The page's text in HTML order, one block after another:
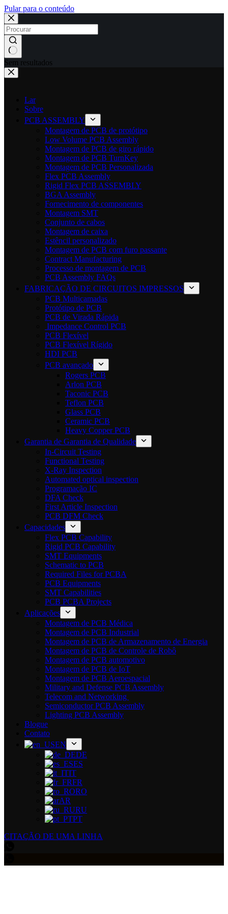
Pular para o conteúdo
Sem resultados
Lar
Sobre
PCB ASSEMBLY
Montagem de PCB de protótipo
Low Volume PCB Assembly
Montagem de PCB de giro rápido
Montagem de PCB TurnKey
Montagem de PCB Personalizada
Flex PCB Assembly
Rigid Flex PCB ASSEMBLY
BGA Assembly
Fornecimento de componentes
Montagem SMT
Conjunto de cabos
Montagem de caixa
Estêncil personalizado
Montagem de PCB com furo passante
Contract Manufacturing
Processo de montagem de PCB
PCB Assembly FAQs
FABRICAÇÃO DE CIRCUITOS IMPRESSOS
PCB Multicamadas
Protótipo de PCB
PCB de Virada Rápida
Impedance Control PCB
PCB Flexível
PCB Flexível Rígido
HDI PCB
PCB avançado
Rogers PCB
Arlon PCB
Taconic PCB
Teflon PCB
Glass PCB
Ceramic PCB
Heavy Copper PCB
Garantia de Garantia de Qualidade
In-Circuit Testing
Functional Testing
X-Ray Inspection
Automated optical inspection
Programação IC
DFA Check
First Article Inspection
PCB DFM Check
Capacidades
Flex PCB Capability
Rigid PCB Capability
SMT Equipments
Schematic to PCB
Required Files for PCBA
PCB Equipments
SMT Capabilities
PCB PCBA Projects
Aplicações
Montagem de PCB Médica
Montagem de PCB Industrial
Montagem de PCB de Armazenamento de Energia
Montagem de PCB de Controle de Robô
Montagem de PCB automotivo
Montagem de PCB de IoT
Montagem de PCB Aeroespacial
Military and Defense PCB Assembly
Telecom and Networking
Semiconductor PCB Assembly
Lighting PCB Assembly
Blogue
Contato
EN
DE
ES
IT
FR
RO
AR
RU
PT
CITAÇÃO DE UMA LINHA